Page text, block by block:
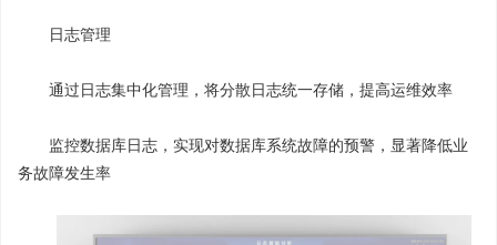
日志管理
通过日志集中化管理，将分散日志统一存储，提高运维效率
监控数据库日志，实现对数据库系统故障的预警，显著降低业
务故障发生率